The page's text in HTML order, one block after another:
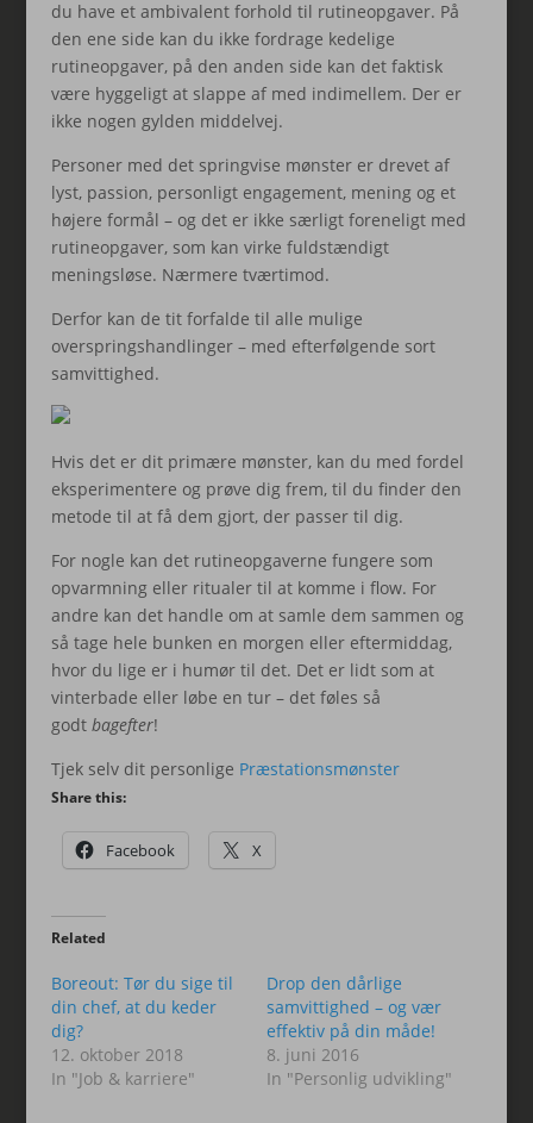
du have et ambivalent forhold til rutineopgaver. På
den ene side kan du ikke fordrage kedelige
rutineopgaver, på den anden side kan det faktisk
være hyggeligt at slappe af med indimellem. Der er
ikke nogen gylden middelvej.
Personer med det springvise mønster er drevet af
lyst, passion, personligt engagement, mening og et
højere formål – og det er ikke særligt foreneligt med
rutineopgaver, som kan virke fuldstændigt
meningsløse. Nærmere tværtimod.
Derfor kan de tit forfalde til alle mulige
overspringshandlinger – med efterfølgende sort
samvittighed.
Hvis det er dit primære mønster, kan du med fordel
eksperimentere og prøve dig frem, til du finder den
metode til at få dem gjort, der passer til dig.
For nogle kan det rutineopgaverne fungere som
opvarmning eller ritualer til at komme i flow. For
andre kan det handle om at samle dem sammen og
så tage hele bunken en morgen eller eftermiddag,
hvor du lige er i humør til det. Det er lidt som at
vinterbade eller løbe en tur – det føles så
godt bagefter!
Tjek selv dit personlige Præstationsmønster
Share this:
Facebook X
Related
Boreout: Tør du sige til
din chef, at du keder
dig?
12. oktober 2018
In "Job & karriere"
Drop den dårlige
samvittighed – og vær
effektiv på din måde!
8. juni 2016
In "Personlig udvikling"